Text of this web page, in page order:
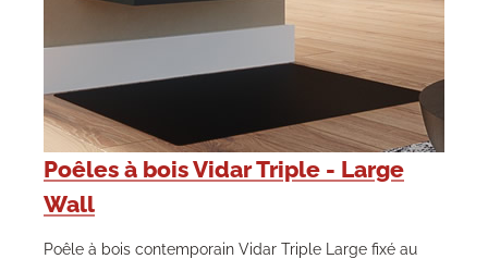
Poêles à bois Vidar Triple - Large
Wall
Poêle à bois contemporain Vidar Triple Large fixé au